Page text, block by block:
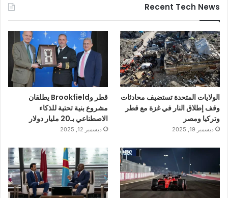
Recent Tech News
الولايات المتحدة تستضيف محادثات
وقف إطلاق النار في غزة مع قطر
وتركيا ومصر
ديسمبر 19, 2025
قطر وBrookfield يطلقان
مشروع بنية تحتية للذكاء
الاصطناعي بـ20 مليار دولار
ديسمبر 12, 2025